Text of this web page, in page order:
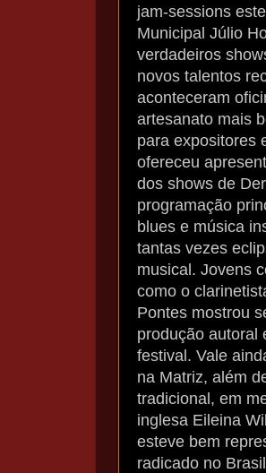
jam-sessions
Municipal Júlio
verdadeiros
novos talentos
aconteceram
artesanato mais
para expositores
ofereceu
dos shows de
programação
blues e música
tantas vezes
musical. Jovens
como o
Pontes mostrou
produção autoral
festival. Vale
na Matriz, além
tradicional, em
inglesa Eileina
esteve bem
radicado no